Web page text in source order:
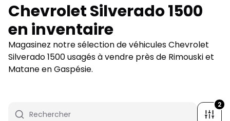
Chevrolet Silverado 1500
en inventaire
Magasinez notre sélection de véhicules Chevrolet
Silverado 1500 usagés à vendre près de Rimouski et
Matane en Gaspésie.
2